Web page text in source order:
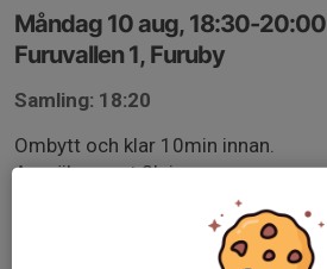
Måndag 10 aug, 18:30-20:00
Furuvallen 1, Furuby
Samling: 18:20
Ombytt och klar 10min innan.
Anmäl senast 2h innan.